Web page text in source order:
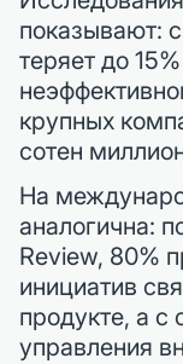
показывают:
теряет до
крупных
сотен
На
аналогична:
Review, 80%
инициатив
продукте, а с
управления